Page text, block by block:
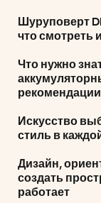
Шуруповерт
что смотреть
Что нужно
рекомендации
Искусство
стиль в
Дизайн,
создать
работает